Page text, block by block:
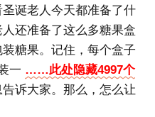
诞老人今天都准备了什
还准备了这么多糖果盒
糖果。记住，每个盒子
一 ……此处隐藏4997个
告诉大家。那么，怎么让